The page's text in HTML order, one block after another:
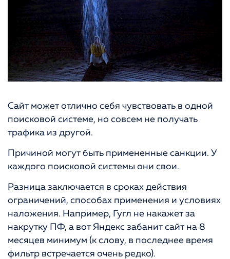
Сайт может отлично себя чувствовать в одной
поисковой системе, но совсем не получать
трафика из другой.
Причиной могут быть примененные санкции. У
каждого поисковой системы они свои.
Разница заключается в сроках действия
ограничений, способах применения и условиях
наложения. Например, Гугл не накажет за
накрутку ПФ, а вот Яндекс забанит сайт на 8
месяцев минимум (к слову, в последнее время
фильтр встречается очень редко).